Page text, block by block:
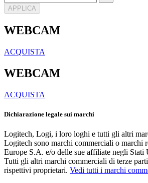
APPLICA
WEBCAM
ACQUISTA
WEBCAM
ACQUISTA
Dichiarazione legale sui marchi
Logitech, Logi, i loro loghi e tutti gli altri
Logitech sono marchi commerciali o marchi
Europe S.A. e/o delle sue affiliate negli Stati
Tutti gli altri marchi commerciali di terze
rispettivi proprietari. Vedi tutti i marchi